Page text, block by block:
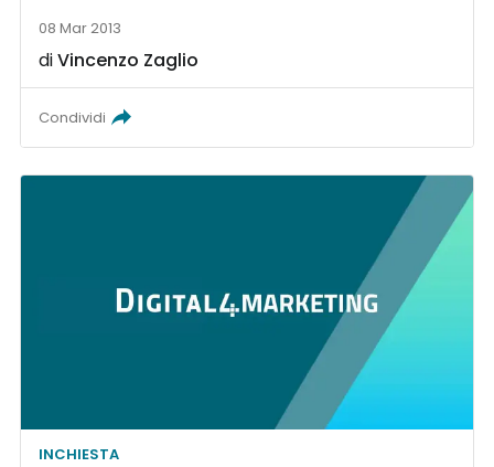
08 Mar 2013
diVincenzo Zaglio
Condividi
INCHIESTA